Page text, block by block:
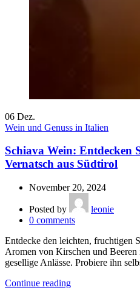
06 Dez.
Wein und Genuss in Italien
Schiava Wein: Entdecken
Vernatsch aus Südtirol
November 20, 2024
Posted by
leonie
0 comments
Entdecke den leichten, fruchtigen
Aromen von Kirschen und
gesellige Anlässe. Probiere ihn
Continue reading